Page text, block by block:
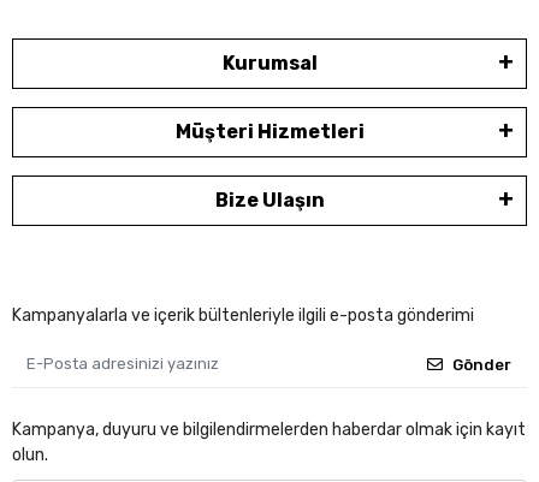
Kurumsal
Müşteri Hizmetleri
Bize Ulaşın
Kampanyalarla ve içerik bültenleriyle ilgili e-posta gönderimi
Gönder
Kampanya, duyuru ve bilgilendirmelerden haberdar olmak için kayıt
olun.